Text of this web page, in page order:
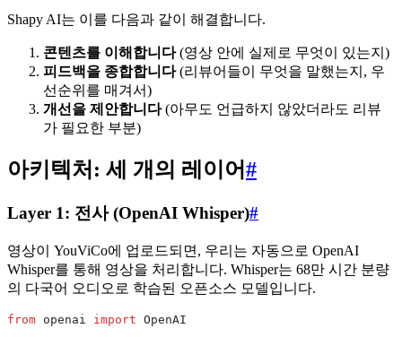
Shapy AI는 이를 다음과 같이 해결합니다.
콘텐츠를 이해합니다(영상 안에 실제로 무엇이 있는지)
피드백을 종합합니다(리뷰어들이 무엇을 말했는지, 우
선순위를 매겨서)
개선을 제안합니다(아무도 언급하지 않았더라도 리뷰
가 필요한 부분)
아키텍처: 세 개의 레이어#
Layer 1: 전사 (OpenAI Whisper)#
영상이 YouViCo에 업로드되면, 우리는 자동으로 OpenAI
Whisper를 통해 영상을 처리합니다. Whisper는 68만 시간 분량
의 다국어 오디오로 학습된 오픈소스 모델입니다.
from openai import OpenAI